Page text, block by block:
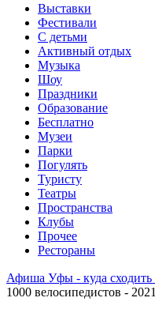
Выставки
Фестивали
С детьми
Активный отдых
Музыка
Шоу
Праздники
Образование
Бесплатно
Музеи
Парки
Погулять
Туристу
Театры
Пространства
Клубы
Прочее
Рестораны
Афиша Уфы - куда сходить
1000 велосипедистов - 2021